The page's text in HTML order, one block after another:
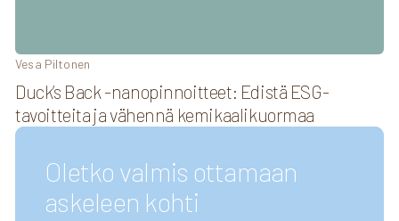
Duck’s Back -nanopinnoitteet: Edistä ESG-
tavoitteita ja vähennä kemikaalikuormaa
Vesa Piltonen
Oletko valmis ottamaan
askeleen kohti